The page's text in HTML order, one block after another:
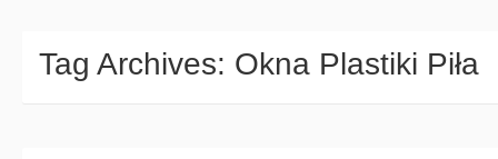
Tag Archives: Okna Plastiki Piła